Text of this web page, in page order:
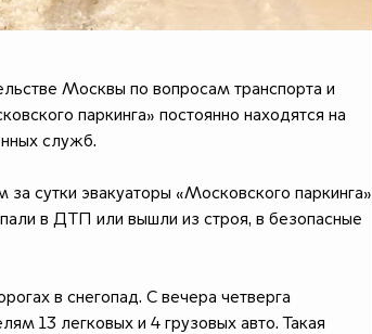
Москвы по вопросам транспорта и
паркинга» постоянно находятся на
служб.
сутки эвакуаторы «Московского паркинга»
в ДТП или вышли из строя, в безопасные
в снегопад. С вечера четверга
13 легковых и 4 грузовых авто. Такая